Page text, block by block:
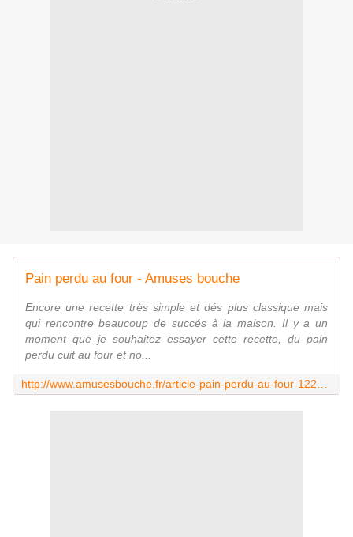
Pain perdu au four - Amuses bouche
Encore une recette très simple et dés plus classique mais
qui rencontre beaucoup de succés à la maison. Il y a un
moment que je souhaitez essayer cette recette, du pain
perdu cuit au four et no...